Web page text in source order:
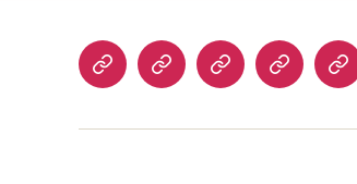
AccueilLa
bahá’íe
ArticlesContact